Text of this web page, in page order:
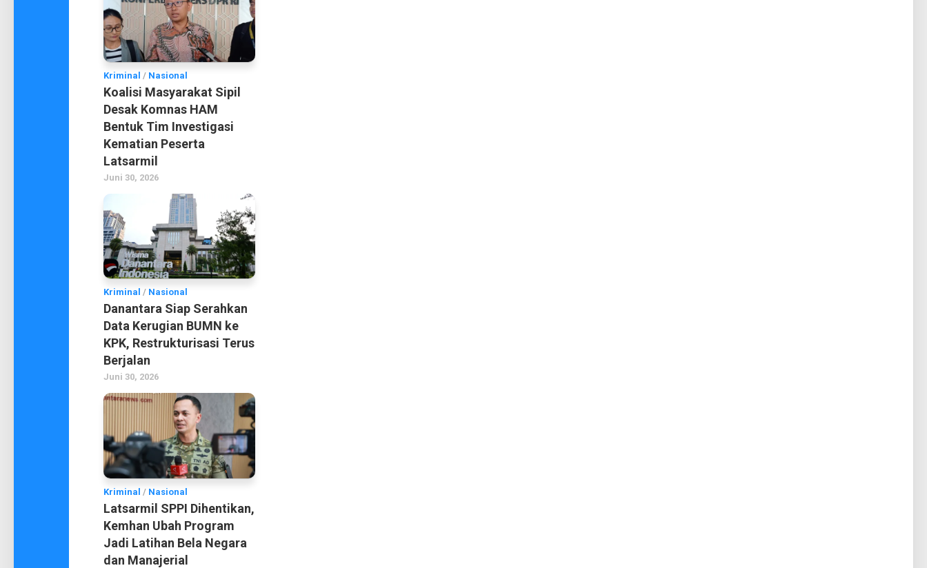
Kriminal / Nasional
Koalisi Masyarakat Sipil
Desak Komnas HAM
Bentuk Tim Investigasi
Kematian Peserta
Latsarmil
Juni 30, 2026
Kriminal / Nasional
Danantara Siap Serahkan
Data Kerugian BUMN ke
KPK, Restrukturisasi Terus
Berjalan
Juni 30, 2026
Kriminal / Nasional
Latsarmil SPPI Dihentikan,
Kemhan Ubah Program
Jadi Latihan Bela Negara
dan Manajerial